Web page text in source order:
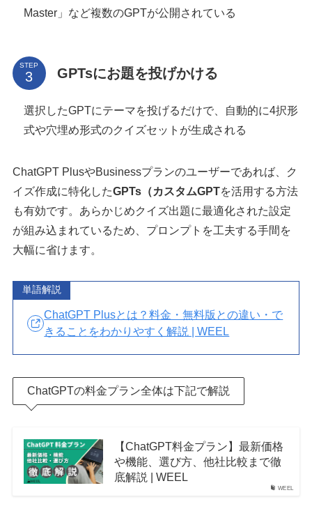
Master」など複数のGPTが公開されている
STEP GPTsにお題を投げかける
選択したGPTにテーマを投げるだけで、自動的に4択形
式や穴埋め形式のクイズセットが生成される
ChatGPT PlusやBusinessプランのユーザーであれば、ク
イズ作成に特化したGPTs（カスタムGPTを活用する方法
も有効です。あらかじめクイズ出題に最適化された設定
が組み込まれているため、プロンプトを工夫する手間を
大幅に省けます。
単語解説
ChatGPT Plusとは？料金・無料版との違い・で
きることをわかりやすく解説 | WEEL
ChatGPTの料金プラン全体は下記で解説
WEEL
【ChatGPT料金プラン】最新価格
や機能、選び方、他社比較まで徹
底解説 | WEEL